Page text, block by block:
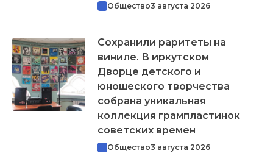
Общество3 августа 2026
Сохранили раритеты на
виниле. В иркутском
Дворце детского и
юношеского творчества
собрана уникальная
коллекция грампластинок
советских времен
Общество3 августа 2026